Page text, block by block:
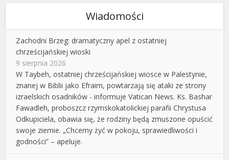
Wiadomości
Zachodni Brzeg: dramatyczny apel z ostatniej
chrześcijańskiej wioski
9 sierpnia 2026
W Taybeh, ostatniej chrześcijańskiej wiosce w Palestynie,
znanej w Biblii jako Efraim, powtarzają się ataki ze strony
izraelskich osadników - informuje Vatican News. Ks. Bashar
Fawadleh, proboszcz rzymskokatolickiej parafii Chrystusa
Odkupiciela, obawia się, że rodziny będą zmuszone opuścić
swoje ziemie. „Chcemy żyć w pokoju, sprawiedliwości i
godności” – apeluje.